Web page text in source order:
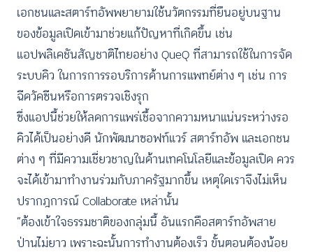
เอกชนและสตาร์ทอัพพยายามใช้นวัตกรรมที่ยืนอยู่บนฐาน
ของข้อมูลเปิดเข้ามาช่วยแก้ปัญหาที่เกิดขึ้น เช่น
แอปพลิเคชันสัญชาติไทยอย่าง QueQ ที่สามารถใช้ในการจัด
ระบบคิว ในการการรอบริการด้านการแพทย์ต่าง ๆ เช่น การ
ฉีดวัคซีนหรือการตรวจเชิงรุก
ซึ่งแอปนี้ช่วยให้ลดการแพร่เชื้อจากความหนาแน่นระหว่างรอ
คิวได้เป็นอย่างดี นักพัฒนาซอฟท์แวร์ สตาร์ทอัพ และเอกชน
ต่าง ๆ ที่มีความเชี่ยวชาญในด้านเทคโนโลยีและข้อมูลเปิด ควร
จะได้เข้ามาทำงานร่วมกับภาครัฐมากขึ้น เหตุใดเราจึงไม่เห็น
ปรากฎการณ์ Collaborate เหล่านั้น
“ต้องเข้าใจธรรมชาติของกลุ่มนี้ อันแรกคือสตาร์ทอัพสาย
ป่านไม่ยาว เพราะฉะนั้นการทำงานต้องเร็ว ขั้นตอนต้องน้อย